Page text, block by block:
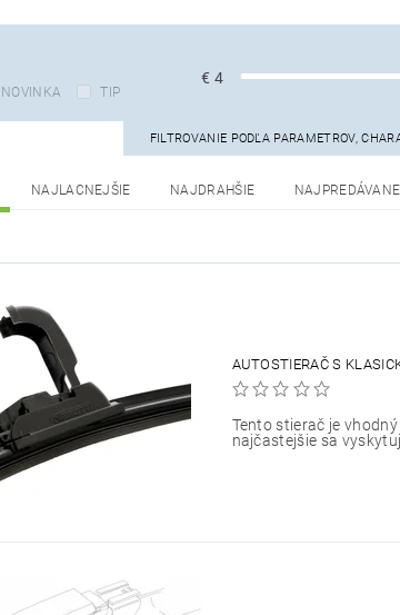
NOVINKA TIP
€ 4
FILTROVANIE PODĽA PARAMETROV,
NAJLACNEJŠIE NAJDRAHŠIE
AUTOSTIERAČ S
Tento stierač je
najčastejšie sa